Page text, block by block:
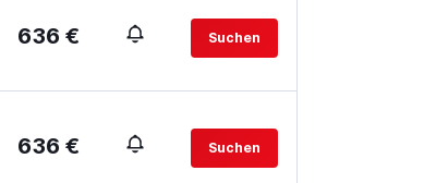
636 € Suchen
636 € Suchen